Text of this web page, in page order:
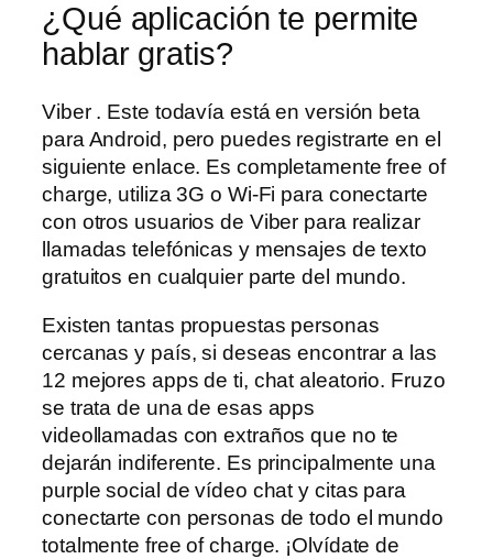
¿Qué aplicación te permite
hablar gratis?
Viber . Este todavía está en versión beta
para Android, pero puedes registrarte en el
siguiente enlace. Es completamente free of
charge, utiliza 3G o Wi-Fi para conectarte
con otros usuarios de Viber para realizar
llamadas telefónicas y mensajes de texto
gratuitos en cualquier parte del mundo.
Existen tantas propuestas personas
cercanas y país, si deseas encontrar a las
12 mejores apps de ti, chat aleatorio. Fruzo
se trata de una de esas apps
videollamadas con extraños que no te
dejarán indiferente. Es principalmente una
purple social de vídeo chat y citas para
conectarte con personas de todo el mundo
totalmente free of charge. ¡Olvídate de